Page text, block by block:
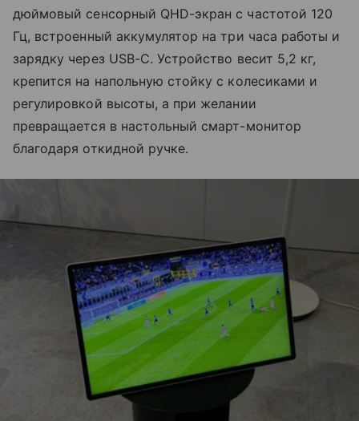
дюймовый сенсорный QHD-экран с частотой 120
Гц, встроенный аккумулятор на три часа работы и
зарядку через USB-C. Устройство весит 5,2 кг,
крепится на напольную стойку с колесиками и
регулировкой высоты, а при желании
превращается в настольный смарт-монитор
благодаря откидной ручке.